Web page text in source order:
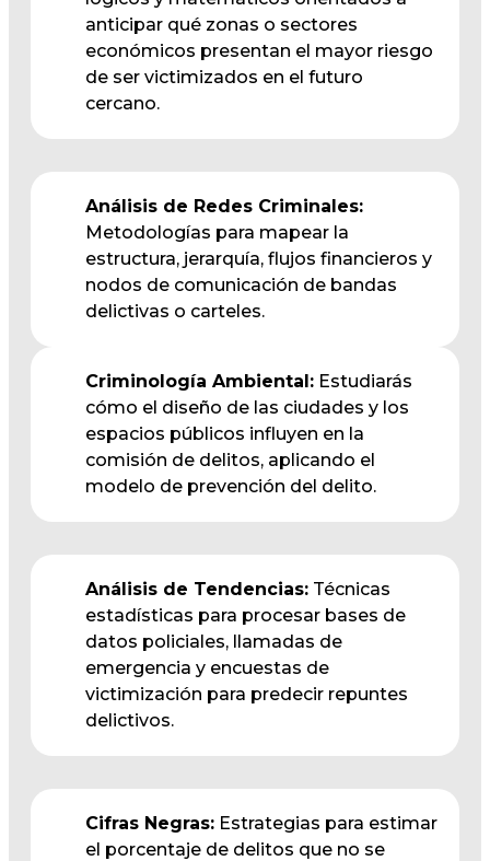
anticipar qué zonas o sectores
económicos presentan el mayor riesgo
de ser victimizados en el futuro
cercano.
Análisis de Redes Criminales:
Metodologías para mapear la
estructura, jerarquía, flujos financieros y
nodos de comunicación de bandas
delictivas o carteles.
Criminología Ambiental: Estudiarás
cómo el diseño de las ciudades y los
espacios públicos influyen en la
comisión de delitos, aplicando el
modelo de prevención del delito.
Análisis de Tendencias: Técnicas
estadísticas para procesar bases de
datos policiales, llamadas de
emergencia y encuestas de
victimización para predecir repuntes
delictivos.
Cifras Negras: Estrategias para estimar
el porcentaje de delitos que no se